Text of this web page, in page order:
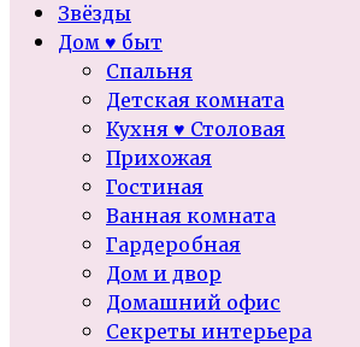
Звёзды
Дом ♥ быт
Спальня
Детская комната
Кухня ♥ Столовая
Прихожая
Гостиная
Ванная комната
Гардеробная
Дом и двор
Домашний офис
Секреты интерьера